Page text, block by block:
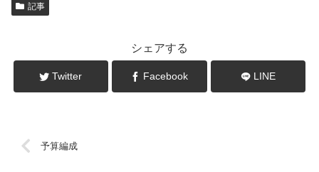
記事
シェアする
Twitter Facebook LINE
予算編成